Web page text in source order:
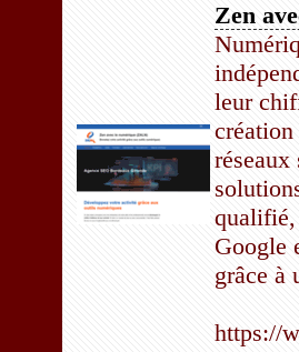
Zen
leur
réseaux
Google
grâce à
https://